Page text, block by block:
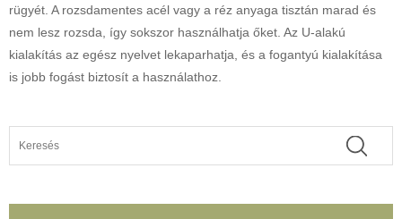
rügyét. A rozsdamentes acél vagy a réz anyaga tisztán marad és
nem lesz rozsda, így sokszor használhatja őket. Az U-alakú
kialakítás az egész nyelvet lekaparhatja, és a fogantyú kialakítása
is jobb fogást biztosít a használathoz.